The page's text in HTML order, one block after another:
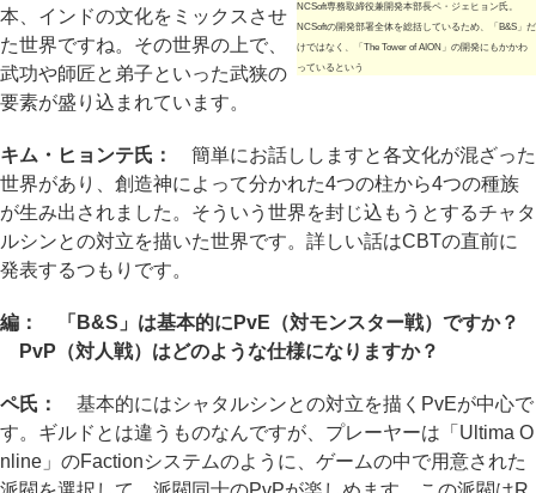
NCSoft専務取締役兼開発本部長ペ・ジェヒョン氏。
NCSoftの開発部署全体を総括しているため、「B&S」だ
けではなく、「The Tower of AION」の開発にもかかわ
っているという
本、インドの文化をミックスさせ
た世界ですね。その世界の上で、
武功や師匠と弟子といった武狭の
要素が盛り込まれています。
キム・ヒョンテ氏：
簡単にお話ししますと各文化が混ざった
世界があり、創造神によって分かれた4つの柱から4つの種族
が生み出されました。そういう世界を封じ込もうとするチャタ
ルシンとの対立を描いた世界です。詳しい話はCBTの直前に
発表するつもりです。
編： 「B&S」は基本的にPvE（対モンスター戦）ですか？
PvP（対人戦）はどのような仕様になりますか？
ペ氏：
基本的にはシャタルシンとの対立を描くPvEが中心で
す。ギルドとは違うものなんですが、プレーヤーは「Ultima O
nline」のFactionシステムのように、ゲームの中で用意された